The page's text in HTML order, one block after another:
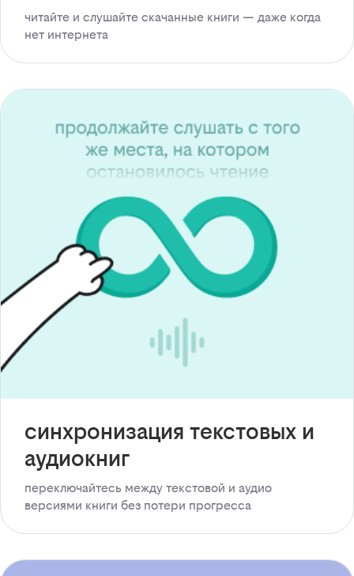
читайте и слушайте скачанные книги — даже когда
нет интернета
синхронизация текстовых и
аудиокниг
переключайтесь между текстовой и аудио
версиями книги без потери прогресса